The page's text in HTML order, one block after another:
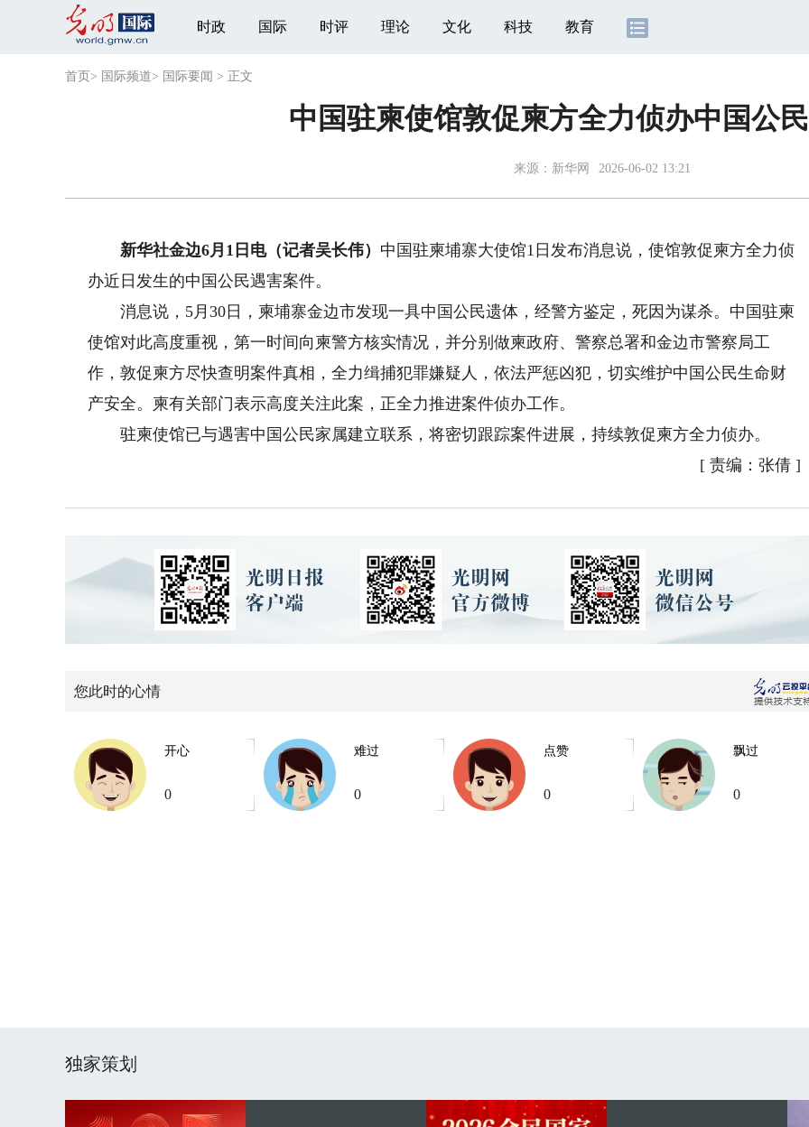
时政 国际 时评 理论 文化 科技 教育
首页 > 国际频道> 国际要闻 > 正文
中国驻柬使馆敦促柬方全力侦办中国公
来源： 新华网 2026-06-02 13:21
新华社金边6月1日电（记者吴长伟） 中国驻柬埔寨大使馆1日发布消息说，使馆敦促柬方全力侦
办近日发生的中国公民遇害案件。
消息说，5月30日，柬埔寨金边市发现一具中国公民遗体，经警方鉴定，死因为谋杀。中国驻柬
使馆对此高度重视，第一时间向柬警方核实情况，并分别做柬政府、警察总署和金边市警察局工
作，敦促柬方尽快查明案件真相，全力缉捕犯罪嫌疑人，依法严惩凶犯，切实维护中国公民生命财
产安全。柬有关部门表示高度关注此案，正全力推进案件侦办工作。
驻柬使馆已与遇害中国公民家属建立联系，将密切跟踪案件进展，持续敦促柬方全力侦办。
[ 责编：张倩 ]
您此时的心情
开心
0
难过
0
点赞
0
飘过
0
独家策划